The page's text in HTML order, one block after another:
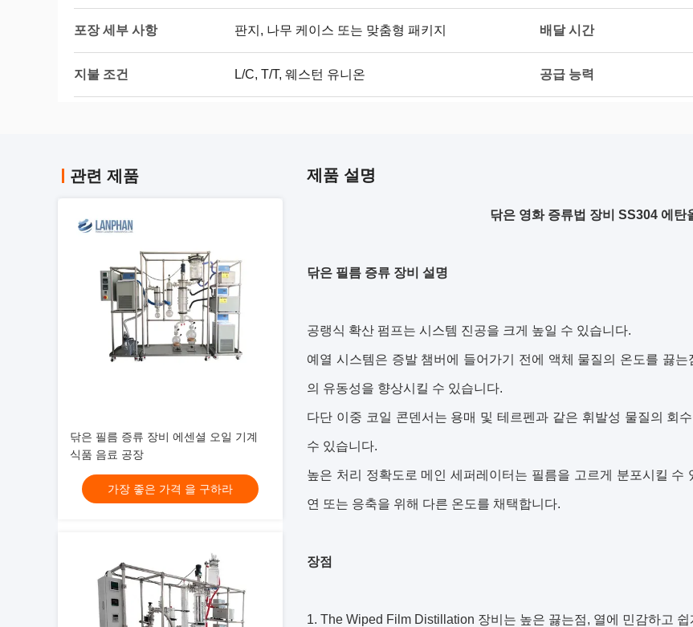
포장 세부 사항 판지, 나무 케이스 또는 맞춤형 패키지 배달 시간
지불 조건 L/C, T/T, 웨스턴 유니온 공급 능력
관련 제품
닦은 필름 증류 장비 에센셜 오일 기계
식품 음료 공장
가장 좋은 가격 을 구하라
제품 설명
닦은 영화 증류법 장비 SS304 에탄
닦은 필름 증류 장비 설명
공랭식 확산 펌프는 시스템 진공을 크게 높일 수 있습니다.
예열 시스템은 증발 챔버에 들어가기 전에 액체 물질의 온도를 끓
의 유동성을 향상시킬 수 있습니다.
다단 이중 코일 콘덴서는 용매 및 테르펜과 같은 휘발성 물질의 회
수 있습니다.
높은 처리 정확도로 메인 세퍼레이터는 필름을 고르게 분포시킬
연 또는 응축을 위해 다른 온도를 채택합니다.
장점
1. The Wiped Film Distillation 장비는 높은 끓는점, 열에 민감하고